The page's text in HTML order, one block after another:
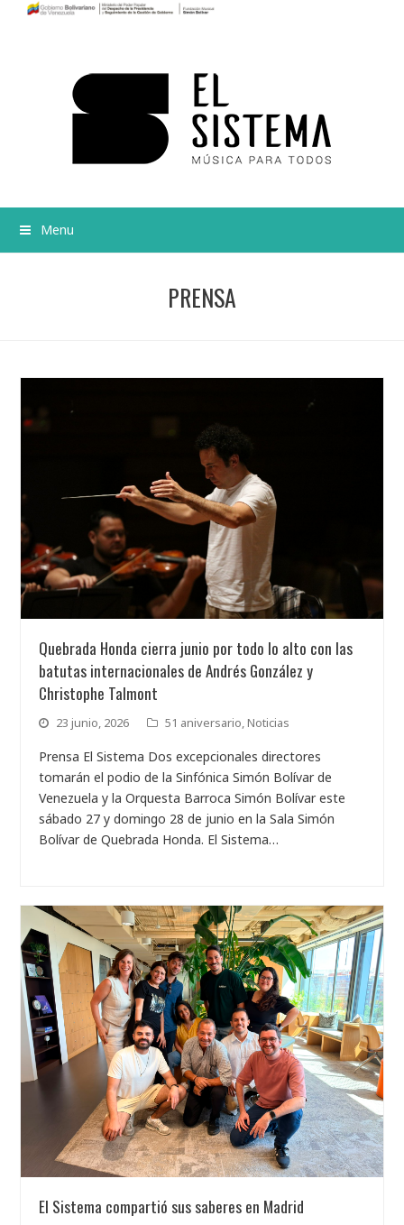
Menu
PRENSA
Quebrada Honda cierra junio por todo lo alto con las
batutas internacionales de Andrés González y
Christophe Talmont
23 junio, 2026 51 aniversario,Noticias
Prensa El Sistema Dos excepcionales directores
tomarán el podio de la Sinfónica Simón Bolívar de
Venezuela y la Orquesta Barroca Simón Bolívar este
sábado 27 y domingo 28 de junio en la Sala Simón
Bolívar de Quebrada Honda. El Sistema…
El Sistema compartió sus saberes en Madrid